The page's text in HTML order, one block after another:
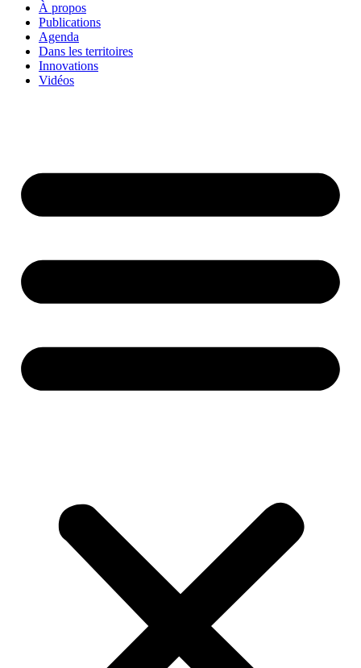
À propos
Publications
Agenda
Dans les territoires
Innovations
Vidéos